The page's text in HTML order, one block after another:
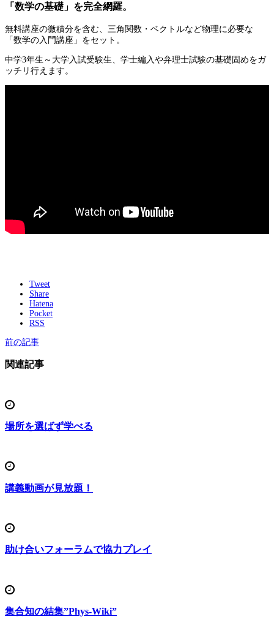
「数学の基礎」を完全網羅。
無料講座の微積分を含む、三角関数・ベクトルなど物理に必要な
「数学の入門講座」をセット。
中学3年生～大学入試受験生、学士編入や弁理士試験の基礎固めをガ
ッチリ行えます。
Tweet
Share
Hatena
Pocket
RSS
前の記事
関連記事
場所を選ばず学べる
講義動画が見放題！
助け合いフォーラムで協力プレイ
集合知の結集”Phys-Wiki”